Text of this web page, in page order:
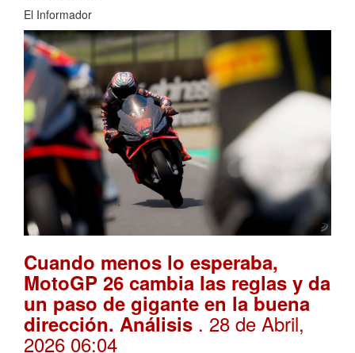
El Informador
Cuando menos lo esperaba,
MotoGP 26 cambia las reglas y da
un paso de gigante en la buena
dirección. Análisis . 28 de Abril,
2026 06:04